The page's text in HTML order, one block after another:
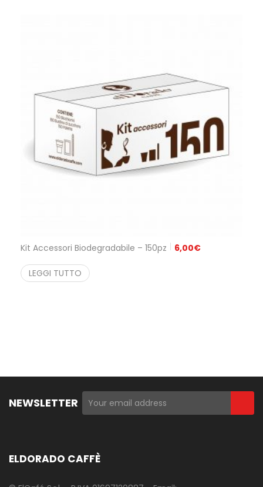
Kit Accessori Biodegradabile – 150pz 6,00€
LEGGI TUTTO
NEWSLETTER
ELDORADO CAFFÈ